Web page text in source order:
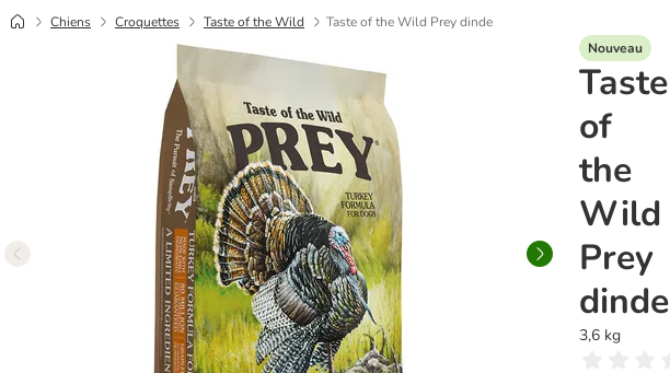
Chiens Croquettes Taste of the Wild
Taste of the Wild Prey dinde
Nouveau
Taste
of
the
Wild
Prey
dinde
3,6 kg